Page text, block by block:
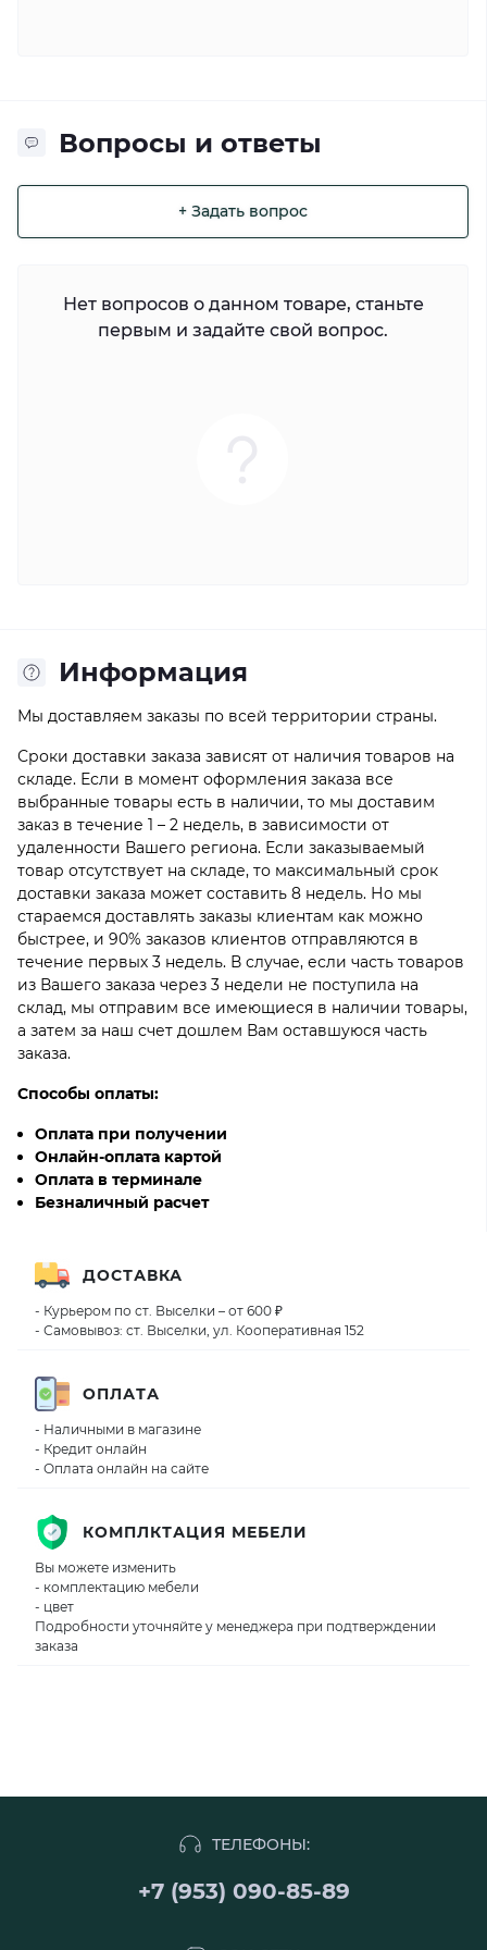
Вопросы и ответы
+ Задать вопрос
Нет вопросов о данном товаре, станьте
первым и задайте свой вопрос.
Информация
Мы доставляем заказы по всей территории страны.
Сроки доставки заказа зависят от наличия товаров на
складе. Если в момент оформления заказа все
выбранные товары есть в наличии, то мы доставим
заказ в течение 1 – 2 недель, в зависимости от
удаленности Вашего региона. Если заказываемый
товар отсутствует на складе, то максимальный срок
доставки заказа может составить 8 недель. Но мы
стараемся доставлять заказы клиентам как можно
быстрее, и 90% заказов клиентов отправляются в
течение первых 3 недель. В случае, если часть товаров
из Вашего заказа через 3 недели не поступила на
склад, мы отправим все имеющиеся в наличии товары,
а затем за наш счет дошлем Вам оставшуюся часть
заказа.
Способы оплаты:
Оплата при получении
Онлайн-оплата картой
Оплата в терминале
Безналичный расчет
ДОСТАВКА
- Курьером по ст. Выселки – от 600 ₽
- Самовывоз: ст. Выселки, ул. Кооперативная 152
ОПЛАТА
- Наличными в магазине
- Кредит онлайн
- Оплата онлайн на сайте
КОМПЛКТАЦИЯ МЕБЕЛИ
Вы можете изменить
- комплектацию мебели
- цвет
Подробности уточняйте у менеджера при подтверждении
заказа
ТЕЛЕФОНЫ:
+7 (953) 090-85-89